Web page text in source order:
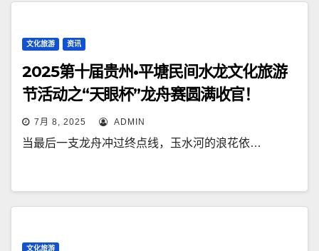
文化旅游 资讯
2025第十届贵州•平塘民间水龙文化旅游
节活动之“天眼杯”龙舟赛圆满收官！
7月 8, 2025 ADMIN
当最后一支龙舟冲过终点线，玉水河的浪花依…
文化旅游